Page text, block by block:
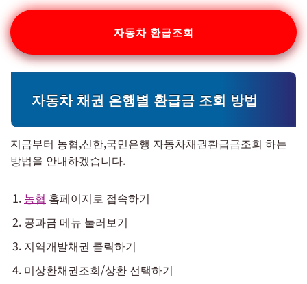
자동차 환급조회
자동차 채권 은행별 환급금 조회 방법
지금부터 농협,신한,국민은행 자동차채권환급금조회 하는
방법을 안내하겠습니다.
농협 홈페이지로 접속하기
공과금 메뉴 눌러보기
지역개발채권 클릭하기
미상환채권조회/상환 선택하기